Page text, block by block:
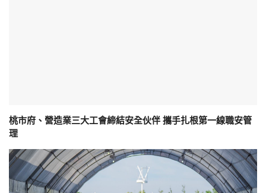
桃市府、營造業三大工會締結安全伙伴 攜手扎根第一線職安管
理